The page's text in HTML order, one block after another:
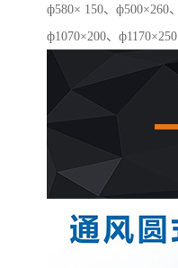
ф580× 150、ф500×260
ф1070×200、ф1170×250